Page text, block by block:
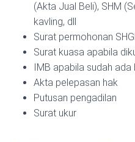
(Akta Jual Beli), SHM
kavling, dll
Surat permohonan
Surat kuasa apabila
IMB apabila sudah
Akta pelepasan hak
Putusan pengadilan
Surat ukur